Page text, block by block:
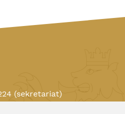
(sekretariat)